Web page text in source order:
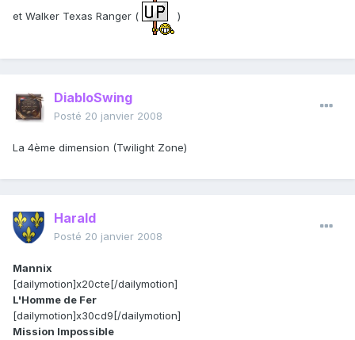
et Walker Texas Ranger (
)
DiabloSwing
Posté 20 janvier 2008
La 4ème dimension (Twilight Zone)
Harald
Posté 20 janvier 2008
Mannix
[dailymotion]x20cte[/dailymotion]
L'Homme de Fer
[dailymotion]x30cd9[/dailymotion]
Mission Impossible